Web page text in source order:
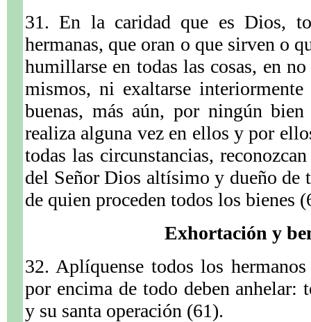
31. En la caridad que es Dios,
hermanas, que oran o que sirven o
humillarse en todas las cosas, en
mismos, ni exaltarse
buenas, más aún, por ningún
realiza alguna vez en ellos y por
todas las circunstancias,
del Señor Dios altísimo y dueño de
de quien proceden todos los bienes
Exhortación y
32. Aplíquense todos los
por encima de todo deben anhelar:
y su santa operación (61).